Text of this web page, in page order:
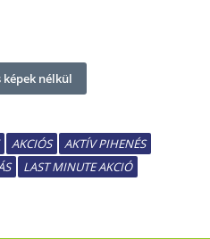
nélkül
AKCIÓS
AKTÍV PIHENÉS
LAST MINUTE AKCIÓ